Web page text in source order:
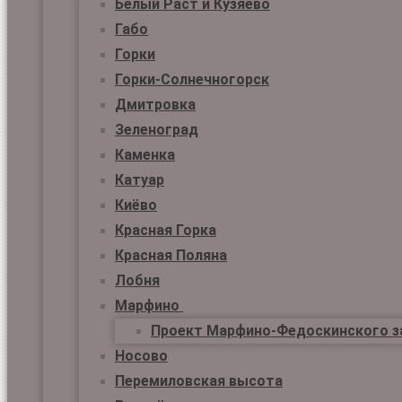
Белый Раст и Кузяево
Габо
Горки
Горки-Солнечногорск
Дмитровка
Зеленоград
Каменка
Катуар
Киёво
Красная Горка
Красная Поляна
Лобня
Марфино
Проект Марфино-Федоскинского
Носово
Перемиловская высота